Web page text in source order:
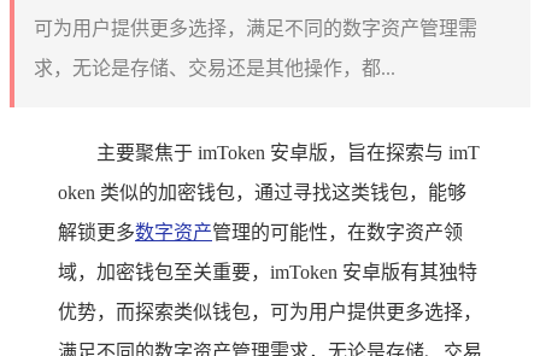
可为用户提供更多选择，满足不同的数字资产管理需
求，无论是存储、交易还是其他操作，都...
主要聚焦于 imToken 安卓版，旨在探索与 imT
oken 类似的加密钱包，通过寻找这类钱包，能够
解锁更多数字资产管理的可能性，在数字资产领
域，加密钱包至关重要，imToken 安卓版有其独特
优势，而探索类似钱包，可为用户提供更多选择，
满足不同的数字资产管理需求，无论是存储、交易